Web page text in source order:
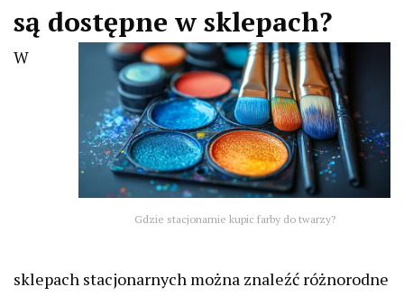
są dostępne w sklepach?
Gdzie stacjonarnie kupic farby do twarzy?
W
sklepach stacjonarnych można znaleźć różnorodne